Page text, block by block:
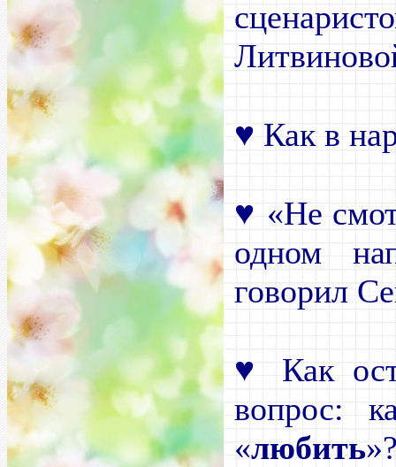
♥ Как в
♥ «Не
одном
говорил
♥
Как
вопрос:
«любить